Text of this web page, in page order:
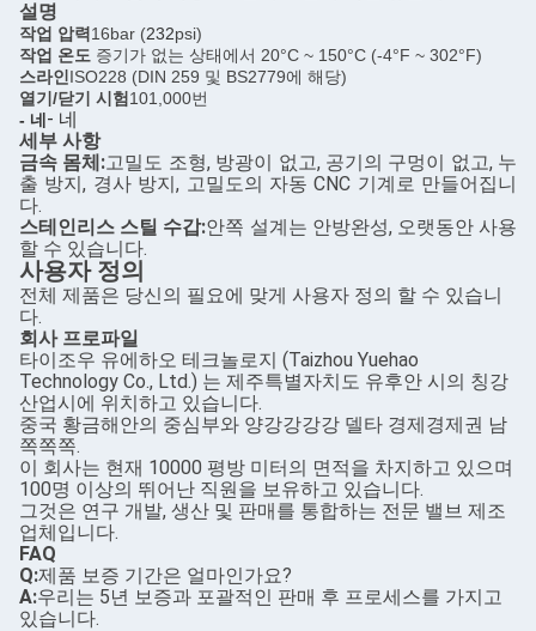
설명
작업 압력 16bar (232psi)
작업 온도 증기가 없는 상태에서 20°C ~ 150°C (-4°F ~ 302°F)
스라인 ISO228 (DIN 259 및 BS2779에 해당)
열기/닫기 시험101,000번
- 네 - 네
세부 사항
금속 몸체:고밀도 조형, 방광이 없고, 공기의 구멍이 없고, 누
출 방지, 경사 방지, 고밀도의 자동 CNC 기계로 만들어집니
다.
스테인리스 스틸 수갑:안쪽 설계는 안방완성, 오랫동안 사용
할 수 있습니다.
사용자 정의
전체 제품은 당신의 필요에 맞게 사용자 정의 할 수 있습니
다.
회사 프로파일
타이조우 유에하오 테크놀로지 (Taizhou Yuehao
Technology Co., Ltd.) 는 제주특별자치도 유후안 시의 칭강
산업시에 위치하고 있습니다.
중국 황금해안의 중심부와 양강강강강 델타 경제경제권 남
쪽쪽쪽.
이 회사는 현재 10000 평방 미터의 면적을 차지하고 있으며
100명 이상의 뛰어난 직원을 보유하고 있습니다.
그것은 연구 개발, 생산 및 판매를 통합하는 전문 밸브 제조
업체입니다.
FAQ
Q:제품 보증 기간은 얼마인가요?
A:우리는 5년 보증과 포괄적인 판매 후 프로세스를 가지고
있습니다.